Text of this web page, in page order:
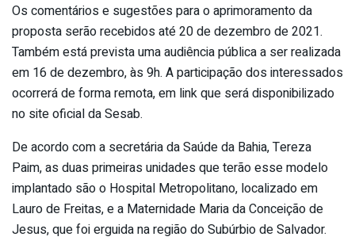
Os comentários e sugestões para o aprimoramento da
proposta serão recebidos até 20 de dezembro de 2021.
Também está prevista uma audiência pública a ser realizada
em 16 de dezembro, às 9h. A participação dos interessados
ocorrerá de forma remota, em link que será disponibilizado
no site oficial da Sesab.
De acordo com a secretária da Saúde da Bahia, Tereza
Paim, as duas primeiras unidades que terão esse modelo
implantado são o Hospital Metropolitano, localizado em
Lauro de Freitas, e a Maternidade Maria da Conceição de
Jesus, que foi erguida na região do Subúrbio de Salvador.